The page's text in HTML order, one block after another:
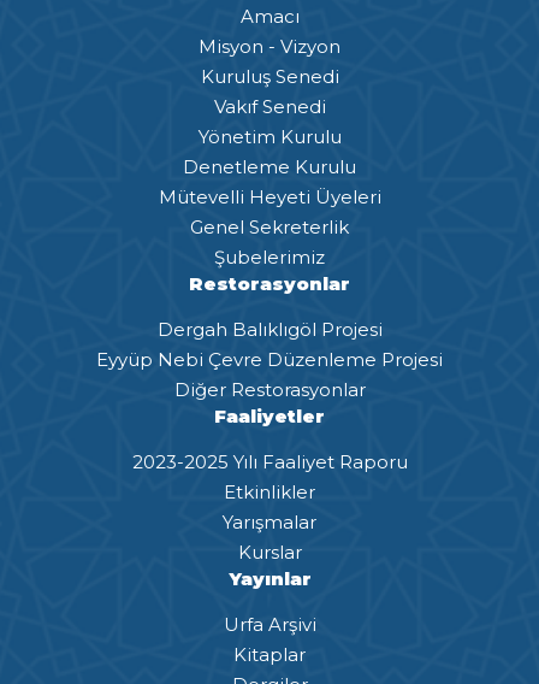
Amacı
Misyon - Vizyon
Kuruluş Senedi
Vakıf Senedi
Yönetim Kurulu
Denetleme Kurulu
Mütevelli Heyeti Üyeleri
Genel Sekreterlik
Şubelerimiz
Restorasyonlar
Dergah Balıklıgöl Projesi
Eyyüp Nebi Çevre Düzenleme Projesi
Diğer Restorasyonlar
Faaliyetler
2023-2025 Yılı Faaliyet Raporu
Etkinlikler
Yarışmalar
Kurslar
Yayınlar
Urfa Arşivi
Kitaplar